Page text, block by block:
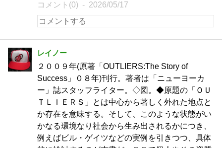
コメント(0) 2026/05/17
レイノー
２００９年(原著「OUTLIERS:The Story of
Success」０８年)刊行。著者は「ニューヨーカ
ー」誌スタッフライター。◇図。◆原題の「ＯＵ
ＴＬＩＥＲＳ」とは中心から著しく外れた地点と
か存在を意味する。そして、このような状態がい
かなる環境なり社会から生み出されるかにつき、
例えばビル・ゲイツなどの実例を引きつつ、具体